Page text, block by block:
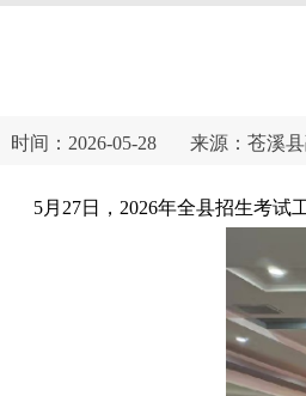
时间：2026-05-28 来源：苍溪
5月27日，2026年全县招生考试